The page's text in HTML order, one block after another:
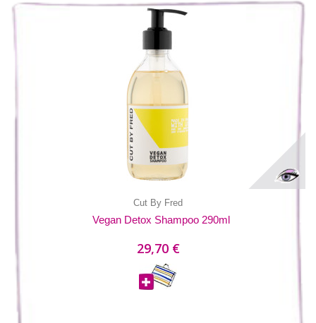
Cut By Fred
Vegan Detox Shampoo 290ml
29,70 €